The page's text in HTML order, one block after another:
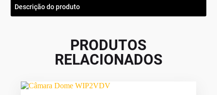
Descrição do produto
PRODUTOS
RELACIONADOS